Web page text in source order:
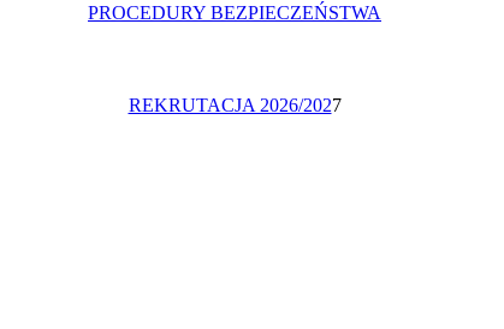
PROCEDURY BEZPIECZEŃSTWA
REKRUTACJA 2026/2027